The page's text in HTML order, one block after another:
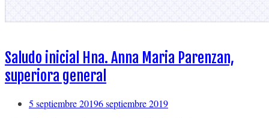
Saludo inicial Hna. Anna Maria Parenzan,
superiora general
5 septiembre 20196 septiembre 2019